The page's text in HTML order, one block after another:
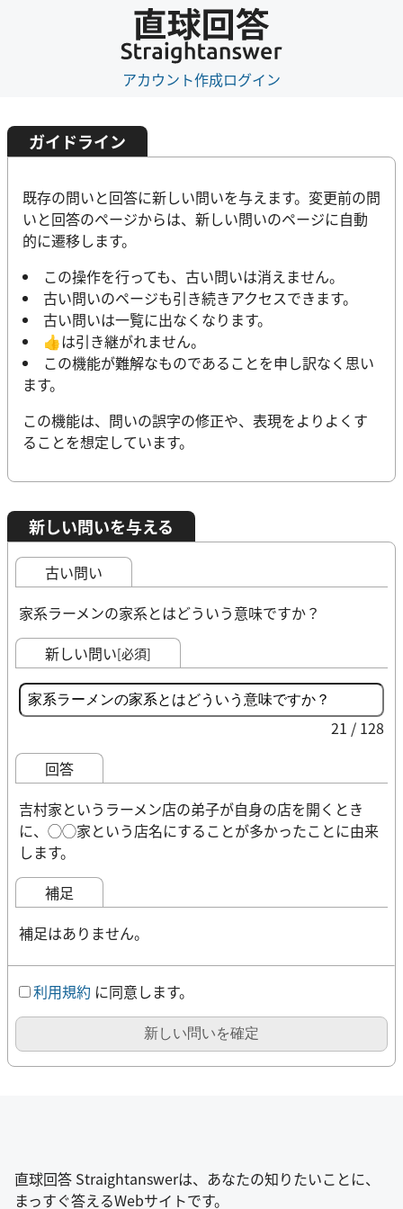
アカウント作成ログイン
ガイドライン
既存の問いと回答に新しい問いを与えます。変更前の問
いと回答のページからは、新しい問いのページに自動
的に遷移します。
この操作を行っても、古い問いは消えません。
古い問いのページも引き続きアクセスできます。
古い問いは一覧に出なくなります。
👍は引き継がれません。
この機能が難解なものであることを申し訳なく思い
ます。
この機能は、問いの誤字の修正や、表現をよりよくす
ることを想定しています。
新しい問いを与える
古い問い
家系ラーメンの家系とはどういう意味ですか？
新しい問い[必須]
21 / 128
回答
吉村家というラーメン店の弟子が自身の店を開くとき
に、◯◯家という店名にすることが多かったことに由来
します。
補足
補足はありません。
利用規約 に同意します。
新しい問いを確定
直球回答 Straightanswerは、あなたの知りたいことに、
まっすぐ答えるWebサイトです。